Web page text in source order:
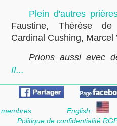
Plein d'autres
Faustine, Thérèse
Cardinal Cushing, Marcel
Prions aussi avec
II...
membres
English:
Politique de confidentialité